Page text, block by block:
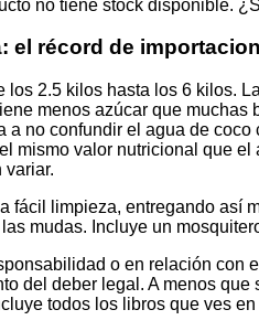
no tiene stock disponible.
el récord de
2.5 kilos hasta los 6 kilos.
menos azúcar que
no confundir el agua de
mismo valor nutricional que
variar.
limpieza, entregando
mudas. Incluye un
o en relación
del deber legal. A menos
todos los libros que ves